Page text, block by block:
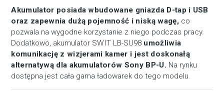
Akumulator posiada wbudowane gniazda D-tap i USB
oraz zapewnia dużą pojemność i niską wagę,co
pozwala na wygodne korzystanie z niego podczas pracy.
Dodatkowo, akumulator SWIT LB-SU98 umożliwia
komunikację z wizjerami kamer i jest doskonałą
alternatywą dla akumulatorów Sony BP-U. Na rynku
dostępna jest cała gama ładowarek do tego modelu.